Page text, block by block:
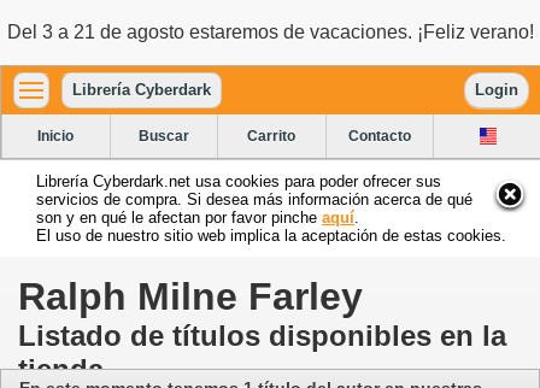
Del 3 a 21 de agosto estaremos de vacaciones. ¡Feliz verano!
Librería Cyberdark Login
Inicio Buscar Carrito Contacto
Librería Cyberdark.net usa cookies para poder ofrecer sus
servicios de compra. Si desea más información acerca de qué
son y en qué le afectan por favor pinche aquí
El uso de nuestro sitio web implica la aceptación de estas cookies.
Ralph Milne Farley
Listado de títulos disponibles en la
tienda